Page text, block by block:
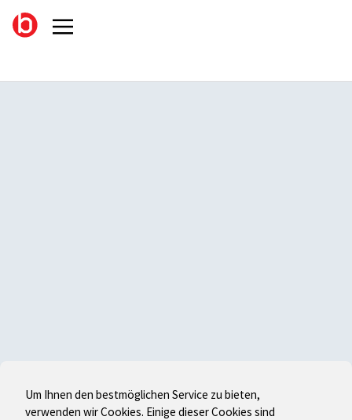
Um Ihnen den bestmöglichen Service zu bieten,
verwenden wir Cookies. Einige dieser Cookies sind